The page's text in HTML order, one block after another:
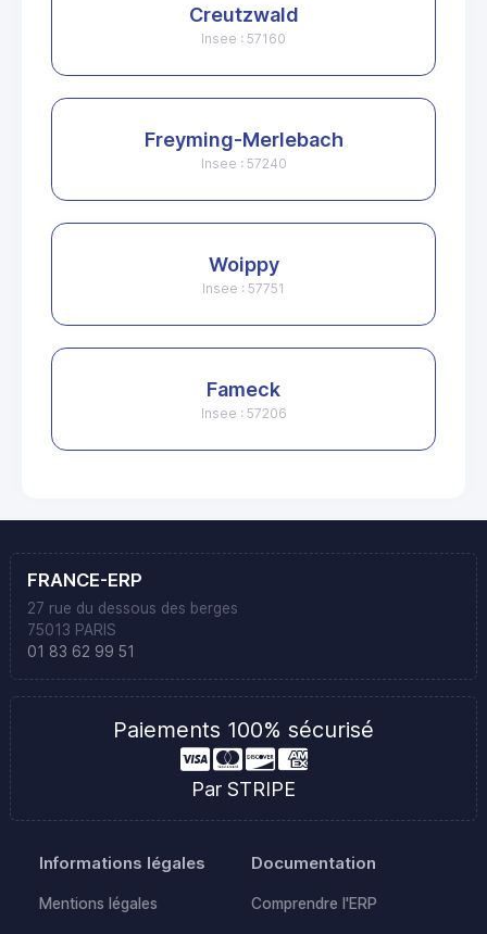
Creutzwald
Insee : 57160
Freyming-Merlebach
Insee : 57240
Woippy
Insee : 57751
Fameck
Insee : 57206
FRANCE-ERP
27 rue du dessous des berges
75013 PARIS
01 83 62 99 51
Paiements 100% sécurisé
Par STRIPE
Informations légales
Mentions légales
Documentation
Comprendre l'ERP